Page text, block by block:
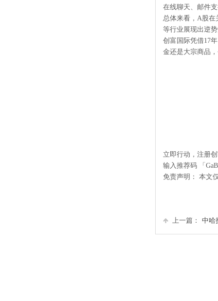
在线聊天、邮件
总体来看，A股在
等行业展现出逆
创富国际凭借17
金还是大宗商品
立即行动，注册创
输入推荐码 「
免责声明： 本文
上一篇： 中哈